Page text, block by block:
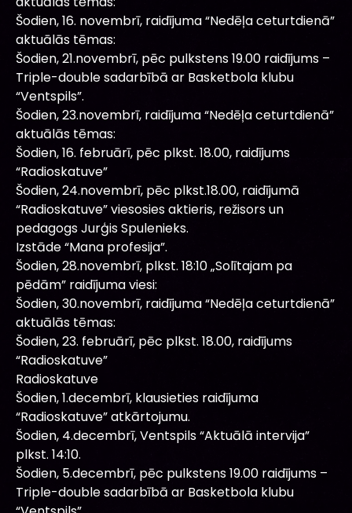
Šodien, 16. novembrī, raidījuma “Nedēļa ceturtdienā”
aktuālās tēmas:
Šodien, 21.novembrī, pēc pulkstens 19.00 raidījums –
Triple-double sadarbībā ar Basketbola klubu
“Ventspils”.
Šodien, 23.novembrī, raidījuma “Nedēļa ceturtdienā”
aktuālās tēmas:
Šodien, 16. februārī, pēc plkst. 18.00, raidījums
“Radioskatuve”
Šodien, 24.novembrī, pēc plkst.18.00, raidījumā
“Radioskatuve” viesosies aktieris, režisors un
pedagogs Jurģis Spulenieks.
Izstāde “Mana profesija”.
Šodien, 28.novembrī, plkst. 18:10 „Solītajam pa
pēdām” raidījuma viesi:
Šodien, 30.novembrī, raidījuma “Nedēļa ceturtdienā”
aktuālās tēmas:
Šodien, 23. februārī, pēc plkst. 18.00, raidījums
“Radioskatuve”
Radioskatuve
Šodien, 1.decembrī, klausieties raidījuma
“Radioskatuve” atkārtojumu.
Šodien, 4.decembrī, Ventspils “Aktuālā intervija”
plkst. 14:10.
Šodien, 5.decembrī, pēc pulkstens 19.00 raidījums –
Triple-double sadarbībā ar Basketbola klubu